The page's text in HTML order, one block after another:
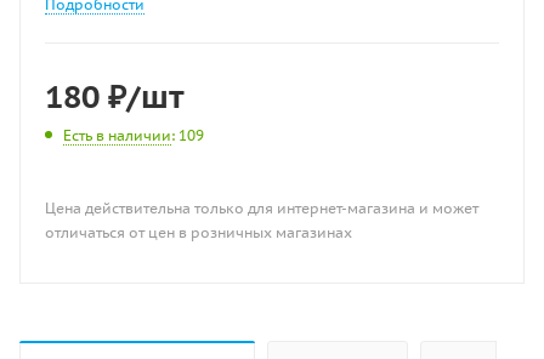
Подробности
180 ₽/шт
Есть в наличии: 109
Цена действительна только для интернет-магазина и может
отличаться от цен в розничных магазинах